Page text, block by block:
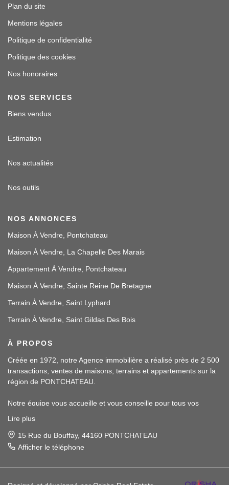
Plan du site
Mentions légales
Politique de confidentialité
Politique des cookies
Nos honoraires
NOS SERVICES
Biens vendus
Estimation
Nos actualités
Nos outils
NOS ANNONCES
Maison À Vendre, Pontchateau
Maison À Vendre, La Chapelle Des Marais
Appartement À Vendre, Pontchateau
Maison À Vendre, Sainte Reine De Bretagne
Terrain À Vendre, Saint Lyphard
Terrain À Vendre, Saint Gildas Des Bois
À PROPOS
Créée en 1972, notre Agence immobilière a réalisé près de 2 500
transactions, ventes de maisons, terrains et appartements sur la
région de PONTCHATEAU.
Notre équipe vous accueille et vous conseille pour tous vos
Notre assistante, Malory PINTE, sera à votre écoute et vous
apportera également ses services en location.
et vous accompagneront dans toutes vos démarches en
Lire plus
15 Rue du Bouffay, 44160 PONTCHATEAU
Afficher le téléphone